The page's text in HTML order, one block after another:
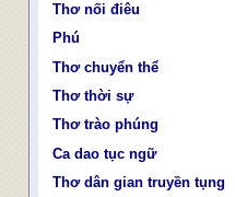
Thơ nối điêu
Phú
Thơ chuyển thể
Thơ thời sự
Thơ trào phúng
Ca dao tục ngữ
Thơ dân gian truyền tụng